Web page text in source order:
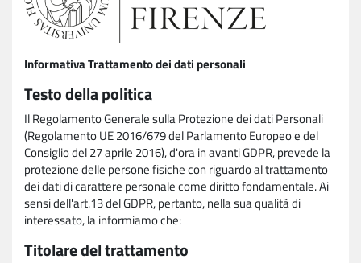
Informativa Trattamento dei dati personali
Testo della politica
Il Regolamento Generale sulla Protezione dei dati Personali
(Regolamento UE 2016/679 del Parlamento Europeo e del
Consiglio del 27 aprile 2016), d'ora in avanti GDPR, prevede la
protezione delle persone fisiche con riguardo al trattamento
dei dati di carattere personale come diritto fondamentale. Ai
sensi dell'art.13 del GDPR, pertanto, nella sua qualità di
interessato, la informiamo che:
Titolare del trattamento